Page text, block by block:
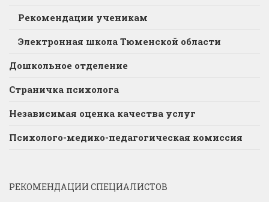
Рекомендации ученикам
Электронная школа Тюменской области
Дошкольное отделение
Страничка психолога
Независимая оценка качества услуг
Психолого-медико-педагогическая комиссия
РЕКОМЕНДАЦИИ СПЕЦИАЛИСТОВ